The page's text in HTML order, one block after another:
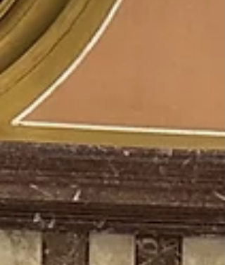
Peña Flamenca “Melón de Oro” y el
Ayuntamiento de Torre Pacheco han
programado para aficionados al cante
jondo. El arte llegará de la mano del
cantaor bailenense Juan Carmona, trofeo
“Molino de Lo Ferro” 2025 con su cante
‘Ferreña’, el cante de la tierra, quien
volverá